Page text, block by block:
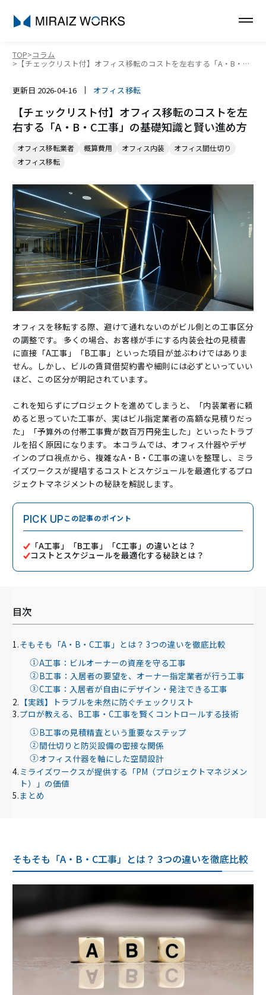
TOP コラム
【チェックリスト付】オフィス移転のコストを左右する「A・B・C
更新日 2026-04-16 オフィス移転
【チェックリスト付】オフィス移転のコストを左
右する「A・B・C工事」の基礎知識と賢い進め方
オフィス移転業者 概算費用 オフィス内装
オフィス間仕切り
オフィス移転
オフィスを移転する際、避けて通れないのがビル側との工事区分
の調整です。 多くの場合、お客様が手にする内装会社の見積書
に直接「A工事」「B工事」といった項目が並ぶわけではありま
せん。しかし、ビルの賃貸借契約書や細則には必ずといっていい
ほど、この区分が明記されています。
これを知らずにプロジェクトを進めてしまうと、「内装業者に頼
めると思っていた工事が、実はビル指定業者の高額な見積りだっ
た」「予算外の付帯工事費が数百万円発生した」といったトラブ
ルを招く原因になります。 本コラムでは、オフィス什器やデザ
インのプロ視点から、複雑なA・B・C工事の違いを整理し、ミラ
イズワークスが提唱するコストとスケジュールを最適化するプロ
ジェクトマネジメントの秘訣を解説します。
PICK UPこの記事のポイント
「A工事」「B工事」「C工事」の違いとは？
コストとスケジュールを最適化する秘訣とは？
目次
そもそも「A・B・C工事」とは？ 3つの違いを徹底比較
A工事：ビルオーナーの資産を守る工事
B工事：入居者の要望を、オーナー指定業者が行う工事
C工事：入居者が自由にデザイン・発注できる工事
【実践】トラブルを未然に防ぐチェックリスト
プロが教える、B工事・C工事を賢くコントロールする技術
B工事の見積精査という重要なステップ
間仕切りと防災設備の密接な関係
オフィス什器を軸にした空間設計
ミライズワークスが提供する「PM（プロジェクトマネジメン
ト）」の価値
まとめ
そもそも「A・B・C工事」とは？ 3つの違いを徹底比較